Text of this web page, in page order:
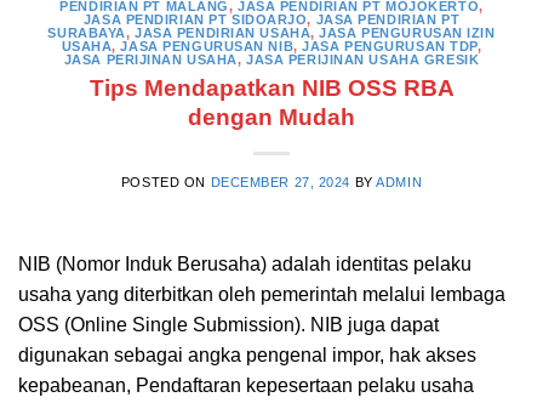
PENDIRIAN PT MALANG,JASA PENDIRIAN PT MOJOKERTO,
JASA PENDIRIAN PT SIDOARJO, JASA PENDIRIAN PT
SURABAYA,JASA PENDIRIAN USAHA,JASA PENGURUSAN IZIN
USAHA,JASA PENGURUSAN NIB,JASA PENGURUSAN TDP,
JASA PERIJINAN USAHA,JASA PERIJINAN USAHA GRESIK
Tips Mendapatkan NIB OSS RBA
dengan Mudah
POSTED ON DECEMBER 27, 2024 BYADMIN
NIB (Nomor Induk Berusaha) adalah identitas pelaku
usaha yang diterbitkan oleh pemerintah melalui lembaga
OSS (Online Single Submission). NIB juga dapat
digunakan sebagai angka pengenal impor, hak akses
kepabeanan, Pendaftaran kepesertaan pelaku usaha